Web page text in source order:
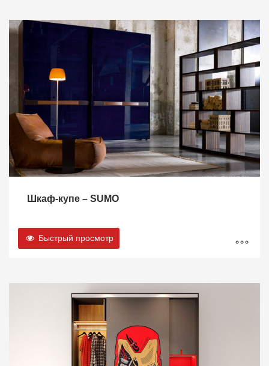
Шкаф-купе – SUMO
Быстрый просмотр